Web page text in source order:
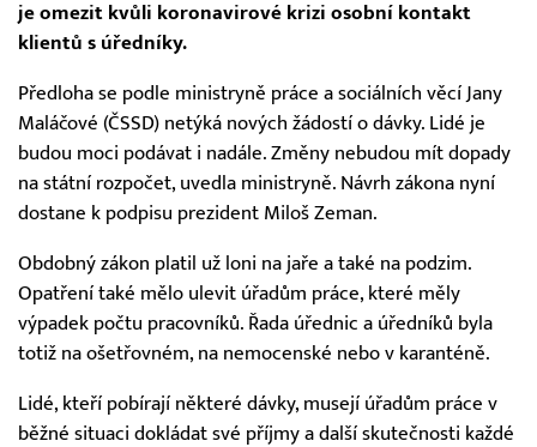
je omezit kvůli koronavirové krizi osobní kontakt
klientů s úředníky.
Předloha se podle ministryně práce a sociálních věcí Jany
Maláčové (ČSSD) netýká nových žádostí o dávky. Lidé je
budou moci podávat i nadále. Změny nebudou mít dopady
na státní rozpočet, uvedla ministryně. Návrh zákona nyní
dostane k podpisu prezident Miloš Zeman.
Obdobný zákon platil už loni na jaře a také na podzim.
Opatření také mělo ulevit úřadům práce, které měly
výpadek počtu pracovníků. Řada úřednic a úředníků byla
totiž na ošetřovném, na nemocenské nebo v karanténě.
Lidé, kteří pobírají některé dávky, musejí úřadům práce v
běžné situaci dokládat své příjmy a další skutečnosti každé